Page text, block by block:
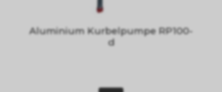
Aluminium Kurbelpumpe RP100-
d